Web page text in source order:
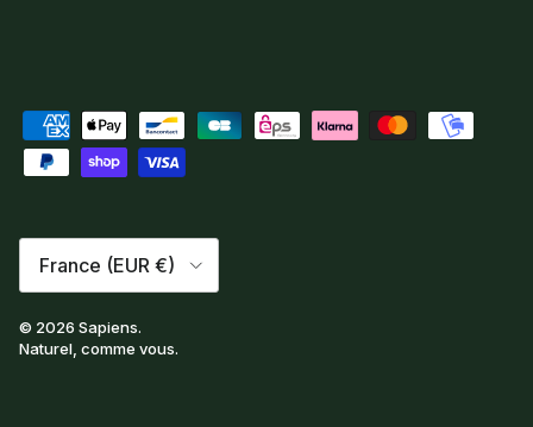
France (EUR €)
© 2026 Sapiens.
Naturel, comme vous.